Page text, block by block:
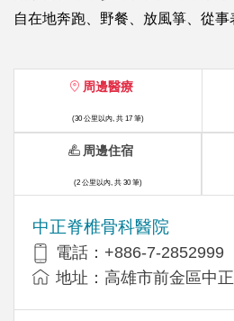
自在地奔跑、野餐、放風箏、從事
周邊醫療
(30 公里以內, 共 17 筆)
中正脊椎骨科醫院
電話：+886-7-2852999
地址：高雄市前金區中
周邊住宿
(2 公里以內, 共 30 筆)